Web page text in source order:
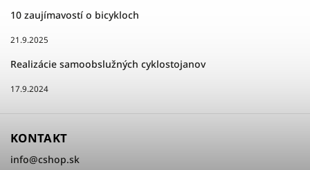
10 zaujímavostí o bicykloch
21.9.2025
Realizácie samoobslužných cyklostojanov
17.9.2024
KONTAKT
info@cshop.sk